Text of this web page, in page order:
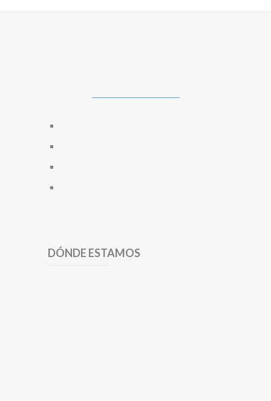
DÓNDE ESTAMOS